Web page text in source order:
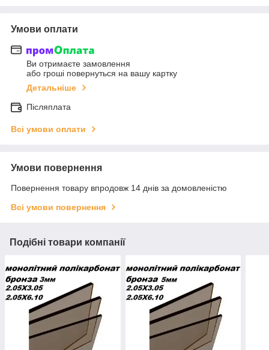
Умови оплати
Ви отримаєте замовлення
або гроші повернуться на вашу картку
Детальніше
Післяплата
Всі умови оплати
Умови повернення
Повернення товару впродовж 14 днів за домовленістю
Всі умови повернення
Подібні товари компанії